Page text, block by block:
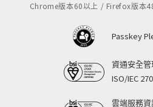
Chrome版本60以上 / Firefox版本
Passkey
資通安全
ISO/IEC
雲端服務